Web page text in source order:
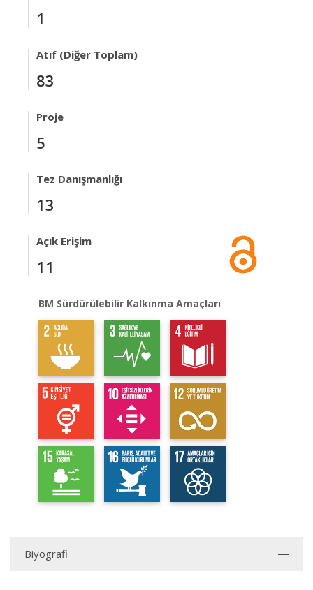
1
Atıf (Diğer Toplam)
83
Proje
5
Tez Danışmanlığı
13
Açık Erişim
11
BM Sürdürülebilir Kalkınma Amaçları
Biyografi